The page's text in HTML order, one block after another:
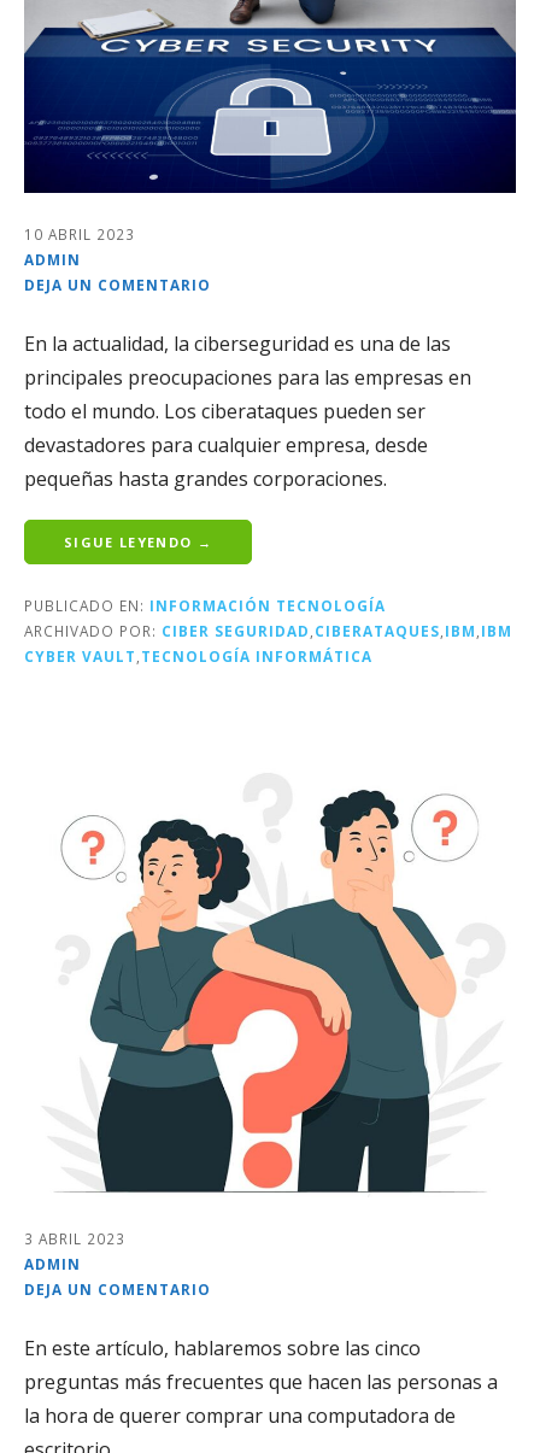
10 ABRIL 2023
ADMIN
DEJA UN COMENTARIO
En la actualidad, la ciberseguridad es una de las
principales preocupaciones para las empresas en
todo el mundo. Los ciberataques pueden ser
devastadores para cualquier empresa, desde
pequeñas hasta grandes corporaciones.
SIGUE LEYENDO →
PUBLICADO EN: INFORMACIÓN TECNOLOGÍA
ARCHIVADO POR: CIBER SEGURIDAD CIBERATAQUES IBM IBM
CYBER VAULT TECNOLOGÍA INFORMÁTICA
3 ABRIL 2023
ADMIN
DEJA UN COMENTARIO
En este artículo, hablaremos sobre las cinco
preguntas más frecuentes que hacen las personas a
la hora de querer comprar una computadora de